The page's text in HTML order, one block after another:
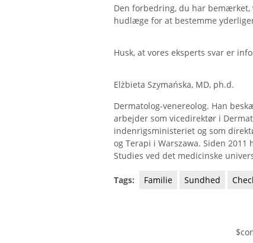
Den forbedring, du har
hudlæge for at bestemme
Husk, at vores eksperts svar er
Elżbieta Szymańska, MD, ph.d.
Dermatolog-venereolog. Han
arbejder som vicedirektør i
indenrigsministeriet og som
og Terapi i Warszawa. Siden
Studies ved det medicinske
Tags: Familie Sundhed